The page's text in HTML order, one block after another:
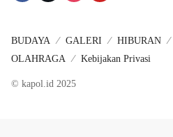
BUDAYA GALERI HIBURAN
OLAHRAGA
Kebijakan Privasi
© kapol.id 2025